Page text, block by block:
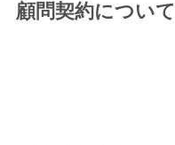
顧問契約について